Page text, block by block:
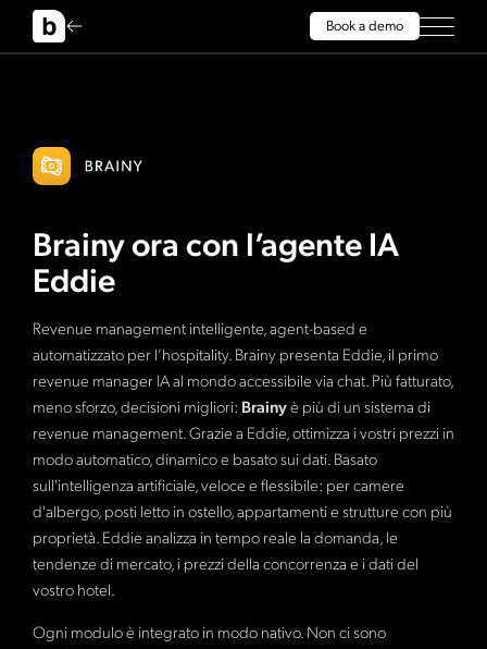
Book a demo
Brainy ora con l’agente IA
Eddie
Revenue management intelligente, agent-based e
automatizzato per l’hospitality. Brainy presenta Eddie, il primo
revenue manager IA al mondo accessibile via chat. Più fatturato,
meno sforzo, decisioni migliori: Brainyè più di un sistema di
revenue management. Grazie a Eddie, ottimizza i vostri prezzi in
modo automatico, dinamico e basato sui dati. Basato
sull'intelligenza artificiale, veloce e flessibile: per camere
d'albergo, posti letto in ostello, appartamenti e strutture con più
proprietà. Eddie analizza in tempo reale la domanda, le
tendenze di mercato, i prezzi della concorrenza e i dati del
vostro hotel.
Ogni modulo è integrato in modo nativo. Non ci sono